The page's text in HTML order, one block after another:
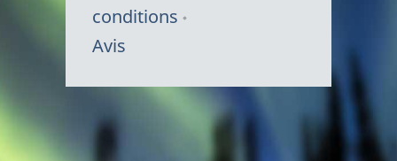
conditions
Avis
Canada